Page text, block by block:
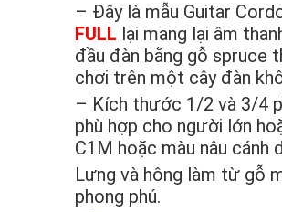
– Đây là mẫu Guitar
FULL lại mang lại âm
đầu đàn bằng gỗ spruce
chơi trên một cây đàn
– Kích thước 1/2 và 3/4
phù hợp cho người lớn
C1M hoặc màu nâu cánh
Lưng và hông làm từ gỗ
phong phú.